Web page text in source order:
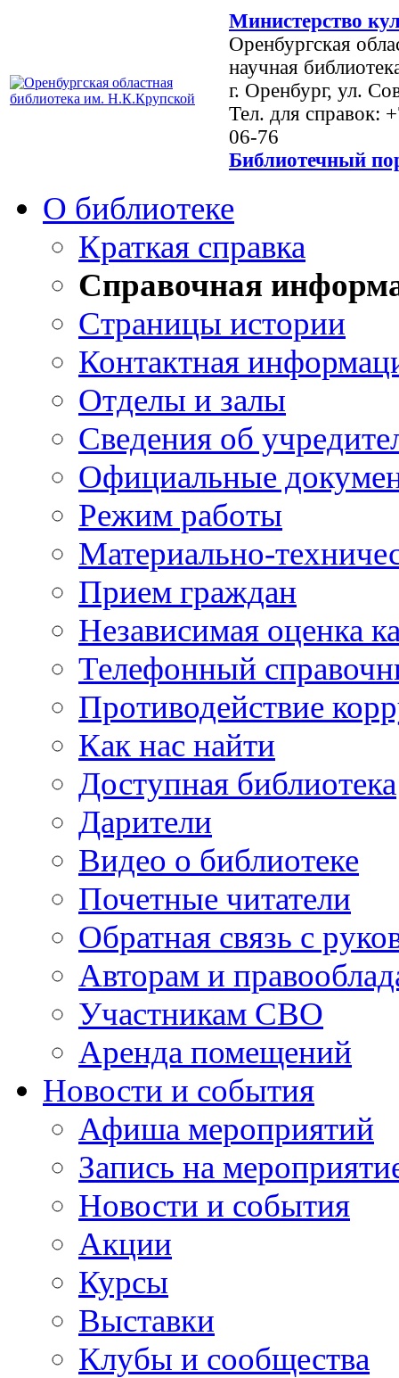
Министерство
Оренбургская
научная
г. Оренбург, ул.
Тел. для справок:
06-76
Библиотечный
О библиотеке
Краткая справка
Справочная
Страницы истории
Контактная
Отделы и залы
Сведения об
Официальные
Режим работы
Материально-
Прием граждан
Независимая оценка
Телефонный
Противодействие
Как нас найти
Доступная библиотека
Дарители
Видео о библиотеке
Почетные читатели
Обратная связь с
Авторам и
Участникам СВО
Аренда помещений
Новости и события
Афиша мероприятий
Запись на
Новости и события
Акции
Курсы
Выставки
Клубы и сообщества